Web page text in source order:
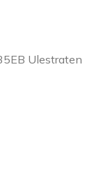
Ulestraten